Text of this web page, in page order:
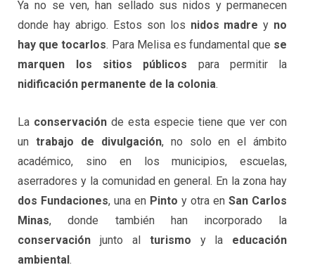
Ya no se ven, han sellado sus nidos y permanecen
donde hay abrigo. Estos son los nidos madre y no
hay que tocarlos. Para Melisa es fundamental que se
marquen los sitios públicos para permitir la
nidificación permanente de la colonia.
La conservación de esta especie tiene que ver con
untrabajo de divulgación, no solo en el ámbito
académico, sino en los municipios, escuelas,
aserradores y la comunidad en general. En la zona hay
dos Fundaciones, una en Pinto y otra enSan Carlos
Minas, donde también han incorporado la
conservación junto al turismo y la educación
ambiental.